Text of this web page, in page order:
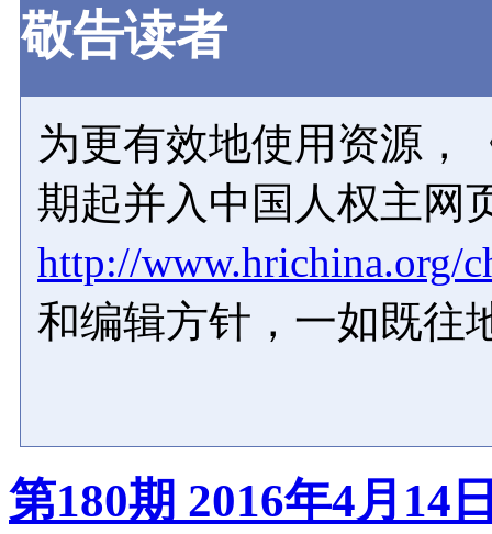
敬告读者
为更有效地使用资源，
期起并入中国人权主网
http://www.hrichina.org/
和编辑方针，一如既往
第180期 2016年4月14